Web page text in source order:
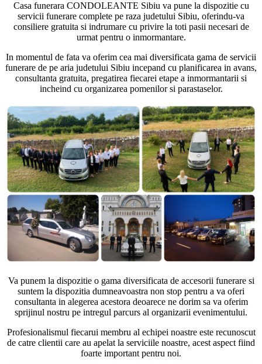
Casa funerara CONDOLEANTE Sibiu va pune la dispozitie cu
servicii funerare complete pe raza judetului Sibiu, oferindu-va
consiliere gratuita si indrumare cu privire la toti pasii necesari de
urmat pentru o inmormantare.
In momentul de fata va oferim cea mai diversificata gama de servicii
funerare de pe aria judetului Sibiu incepand cu planificarea in avans,
consultanta gratuita, pregatirea fiecarei etape a inmormantarii si
incheind cu organizarea pomenilor si parastaselor.
Va punem la dispozitie o gama diversificata de accesorii funerare si
suntem la dispozitia dumneavoastra non stop pentru a va oferi
consultanta in alegerea acestora deoarece ne dorim sa va oferim
sprijinul nostru pe intregul parcurs al organizarii evenimentului.
Profesionalismul fiecarui membru al echipei noastre este recunoscut
de catre clientii care au apelat la serviciile noastre, acest aspect fiind
foarte important pentru noi.